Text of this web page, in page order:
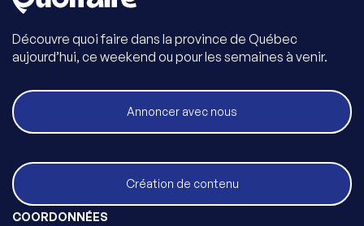
Découvre quoi faire dans la province de Québec
aujourd’hui, ce weekend ou pour les semaines à venir.
Annoncer avec nous
Création de contenu
COORDONNÉES